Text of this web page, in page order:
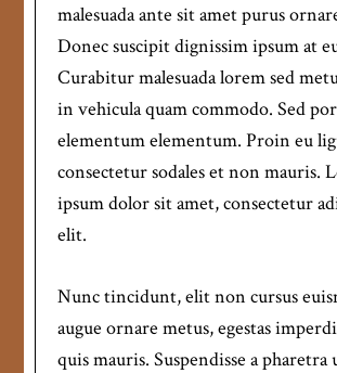
malesuada ante sit amet purus
Donec suscipit dignissim ipsum at
Curabitur malesuada lorem sed
in vehicula quam commodo. Sed
elementum elementum. Proin eu
consectetur sodales et non mauris.
ipsum dolor sit amet, consectetur
elit.
Nunc tincidunt, elit non cursus
augue ornare metus, egestas
quis mauris. Suspendisse a